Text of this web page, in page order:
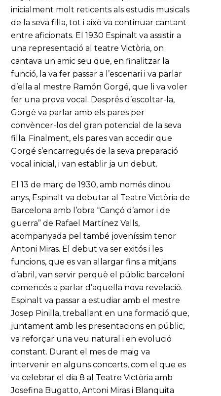
inicialment molt reticents als estudis musicals
de la seva filla, tot i això va continuar cantant
entre aficionats. El 1930 Espinalt va assistir a
una representació al teatre Victòria, on
cantava un amic seu que, en finalitzar la
funció, la va fer passar a l’escenari i va parlar
d’ella al mestre Ramón Gorgé, que li va voler
fer una prova vocal. Després d’escoltar-la,
Gorgé va parlar amb els pares per
convèncer-los del gran potencial de la seva
filla. Finalment, els pares van accedir que
Gorgé s’encarregués de la seva preparació
vocal inicial, i van establir ja un debut.
El 13 de març de 1930, amb només dinou
anys, Espinalt va debutar al Teatre Victòria de
Barcelona amb l’obra “Cançó d’amor i de
guerra” de Rafael Martínez Valls,
acompanyada pel també joveníssim tenor
Antoni Miras. El debut va ser exitós i les
funcions, que es van allargar fins a mitjans
d’abril, van servir perquè el públic barceloní
comencés a parlar d’aquella nova revelació.
Espinalt va passar a estudiar amb el mestre
Josep Pinilla, treballant en una formació que,
juntament amb les presentacions en públic,
va reforçar una veu natural i en evolució
constant. Durant el mes de maig va
intervenir en alguns concerts, com el que es
va celebrar el dia 8 al Teatre Victòria amb
Josefina Bugatto, Antoni Miras i Blanquita